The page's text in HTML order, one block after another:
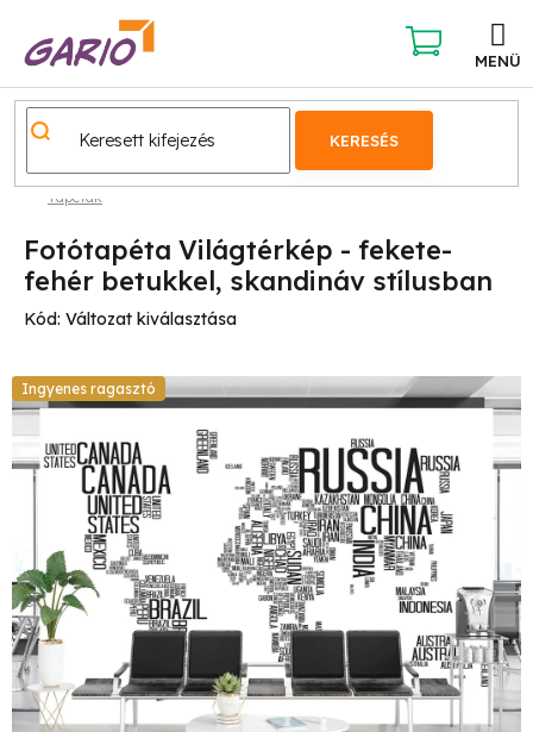
KERESÉS
KOSÁR
Tapéták
Fotótapéta Világtérkép - fekete-
fehér betukkel, skandináv stílusban
Kód: Változat kiválasztása
Ingyenes ragasztó